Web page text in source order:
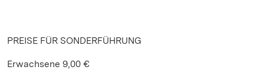
PREISE FÜR SONDERFÜHRUNG
Erwachsene 9,00 €